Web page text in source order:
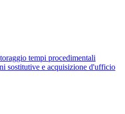
tempi procedimentali
sostitutive e acquisizione d'ufficio